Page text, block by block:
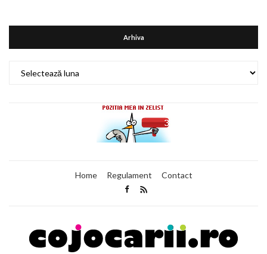
Arhiva
Home Regulament Contact